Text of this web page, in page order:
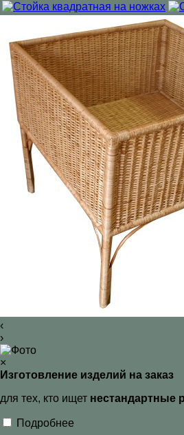
‹
›
×
Изготовление изделий на заказ
для тех, кто ищет нестандартные
Подробнее